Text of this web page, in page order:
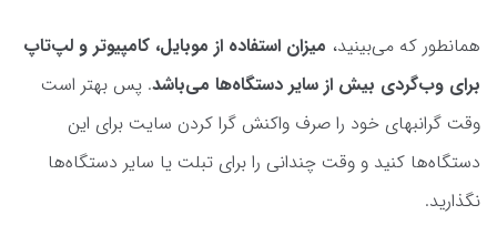
همانطور که می‌بینید، میزان استفاده از موبایل، کامپیوتر و لپ‌تاپ
برای وب‌گردی بیش از سایر دستگاهها میباشد. پس بهتر است
وقت گرانبهای خود را صرف واکنش گرا کردن سایت برای این
دستگاه‌ها کنید و وقت چندانی را برای تبلت یا سایر دستگاه‌ها
نگذارید.